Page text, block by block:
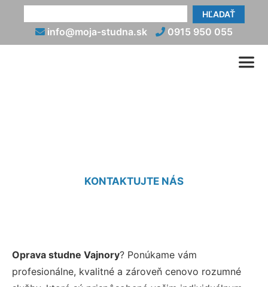
HĽADAŤ
info@moja-studna.sk 0915 950 055
KONTAKTUJTE NÁS
Oprava studne Vajnory? Ponúkame vám
profesionálne, kvalitné a zároveň cenovo rozumné